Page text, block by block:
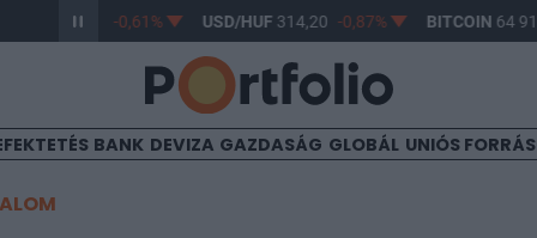
363,17 -0,61% USD/HUF 314,20 -0,87% BITCOIN64
BANK DEVIZA GAZDASÁG GLOBÁL UNIÓS